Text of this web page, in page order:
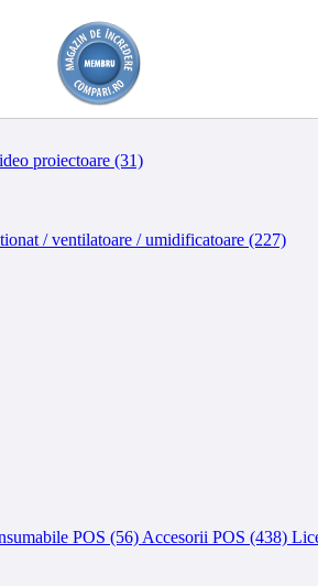
proiectoare (31)
/ ventilatoare / umidificatoare (227)
POS (56) Accesorii POS (438)